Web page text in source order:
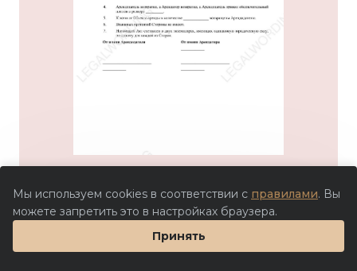
Мы используем cookies в соответствии с правилами. Вы
можете запретить это в настройках браузера.
Принять